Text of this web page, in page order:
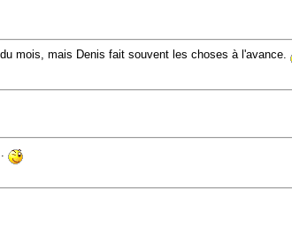
mois, mais Denis fait souvent les choses à l'avance.